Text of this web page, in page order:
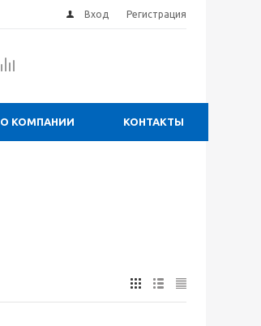
Вход Регистрация
О КОМПАНИИ КОНТАКТЫ